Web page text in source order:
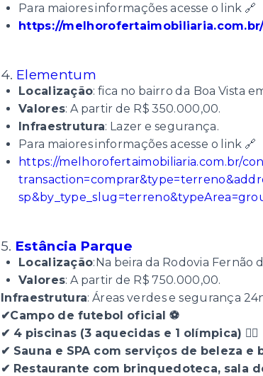
Para maiores informações acesse o link 🔗
https://
4. Elementum
Localização: fica no bairro da Boa Vista
Valores: A partir de R$ 350.000,00.
Infraestrutura: Lazer e segurança.
Para maiores informações acesse o link 🔗
https://melhorofertaimobiliaria.com.br/
5. Estância Parque
Localização:Na beira da Rodovia Fernão
Valores: A partir de R$ 750.000,00.
Infraestrutura: Áreas verdes e segurança
✔Campo de futebol oficial ⚽
✔ 4 piscinas (3 aquecidas e 1 olímpica) 🏊‍♂️
✔ Sauna e SPA com serviços de beleza e
✔ Restaurante com brinquedoteca, sala